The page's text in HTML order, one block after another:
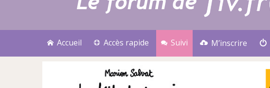
Accueil Accès rapide Suivi M’inscrire